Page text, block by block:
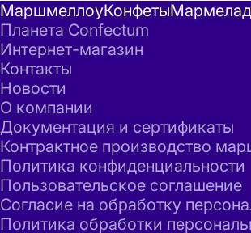
МаршмеллоуКонфетыМармелад
Политика конфиденциальности
Пользовательское соглашение
Согласие на обработку
Политика обработки
Планета Confectum
Интернет-магазин
Контакты
Новости
О компании
Документация и сертификаты
Контрактное производство